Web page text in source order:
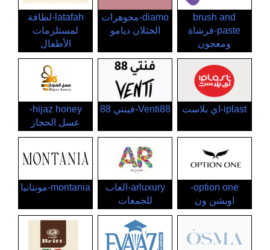
brush and
paste-فرشاة
ومعجون
diamo-مجوهرات
الخثلان ديامو
latafah-لطافة
لمستلزمات
الأطفال
iplast-اي بلاست Venti88-فينتي 88
hijaz honey-
عسل الحجاز
option one-
اوبشن ون
arluxury-العاب
للجمعات
montania-مونتانيا